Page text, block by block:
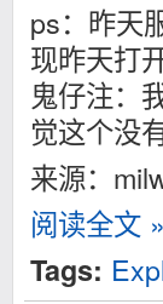
ps：昨天
现昨天打
鬼仔注：
觉这个没
来源：
阅读全文 »
Tags: